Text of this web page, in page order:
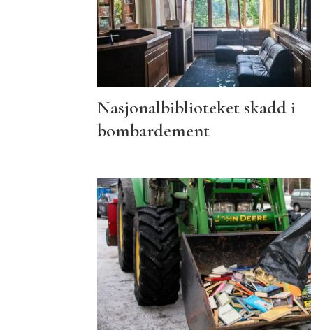
Nasjonalbiblioteket skadd i
bombardement